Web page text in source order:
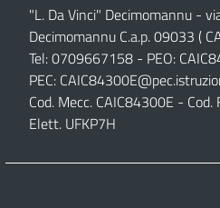
"L. Da Vinci" Decimomannu -
Decimomannu C.a.p. 09033 (
Tel: 0709667158 - PEO:
PEC:
Cod. Mecc. CAIC84300E -
Elett. UFKP7H